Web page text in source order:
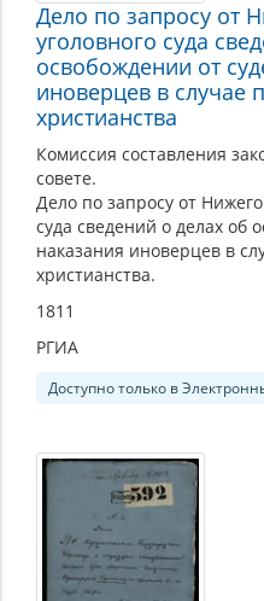
Дело по запросу от
уголовного суда
освобождении от
иноверцев в случае
христианства
Комиссия составления
совете.
Дело по запросу от
суда сведений о делах об
наказания иноверцев в
христианства.
1811
РГИА
Доступно только в